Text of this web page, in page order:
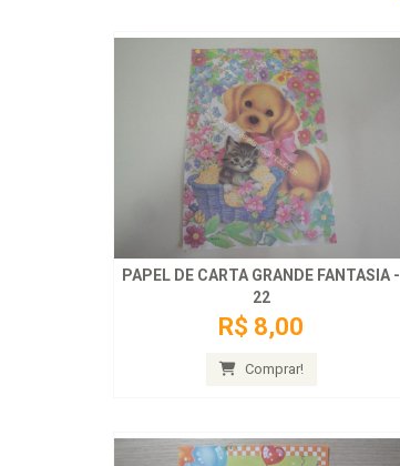
PAPEL DE CARTA GRANDE FANTASIA -
22
R$ 8,00
Comprar!